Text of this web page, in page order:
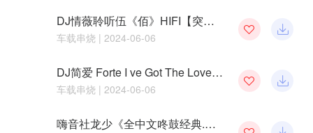
DJ情薇聆听伍《佰》HIFI【突然的自我】车载珍藏版
车载串烧 | 2024-06-06
DJ简爱 Forte I ve Got The Love车载串烧LAKHouse Mix
车载串烧 | 2024-06-06
嗨音社龙少《全中文咚鼓经典.美丽的神话FunkyHouse车载串烧》